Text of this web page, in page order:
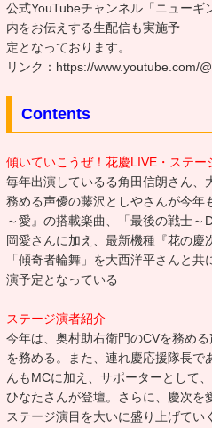
公式YouTubeチャンネル「ニューギ
内をお伝えする生配信も実施予
定となっております。
リンク：https://www.youtube.com/
Contents
傾いていこうぜ！花慶LIVE・ステー
毎年出演しているる角田信朗さん、
務める声優の藤沢としやさんが今年
～愛』の搭載楽曲、「最後の戦士～
岡愛さんに加え、最新機種『花の慶
「傾奇者輪舞」を大西洋平さんと
演予定となっている
ステージ演者紹介
今年は、奥村助右衛門のCVを務め
を務める。また、連れ慶応援隊長で
んもMCに加え、サポーターとして
ひなたさんが登壇。さらに、慶次を
ステージ演目を大いに盛り上げてい